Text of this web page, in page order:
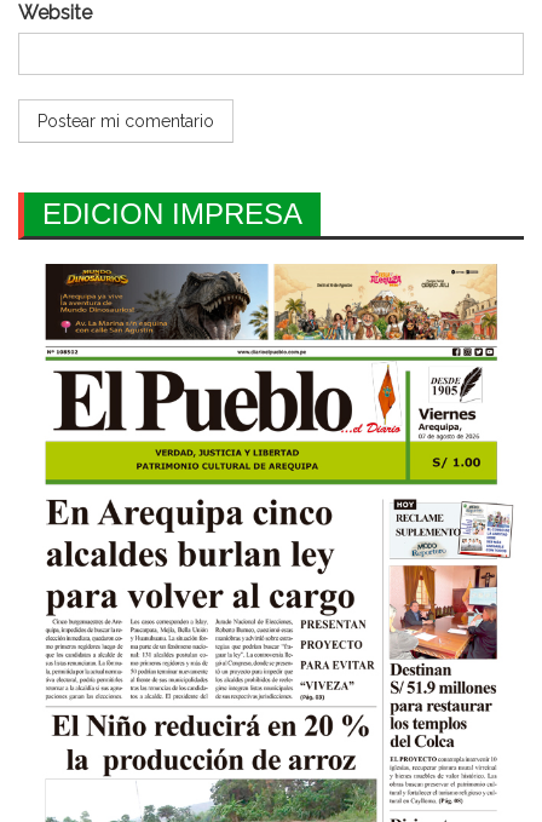
Website
EDICION IMPRESA